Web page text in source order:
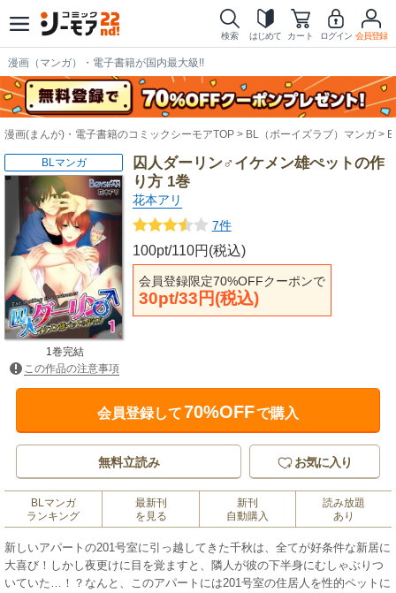
検索 はじめて カート ログイン 会員登録
漫画（マンガ）・電子書籍が国内最大級!!
漫画(まんが)・電子書籍のコミックシーモアTOP BL（ボーイズラブ）マンガ
囚人ダーリン♂イケメン雄ぺットの作
り方 1巻
花本アリ
7件
100pt/110円(税込)
会員登録限定70%OFFクーポンで
30pt/33円(税込)
BLマンガ
1巻完結
この作品の注意事項
会員登録して70%OFFで購入
無料立読み お気に入り
BLマンガ
ランキング
最新刊
を見る
新刊
自動購入
読み放題
あり
新しいアパートの201号室に引っ越してきた千秋は、全てが好条件な新居に
大喜び！しかし夜更けに目を覚ますと、隣人が彼の下半身にむしゃぶりつ
いていた…！？なんと、このアパートには201号室の住居人を性的ペットに